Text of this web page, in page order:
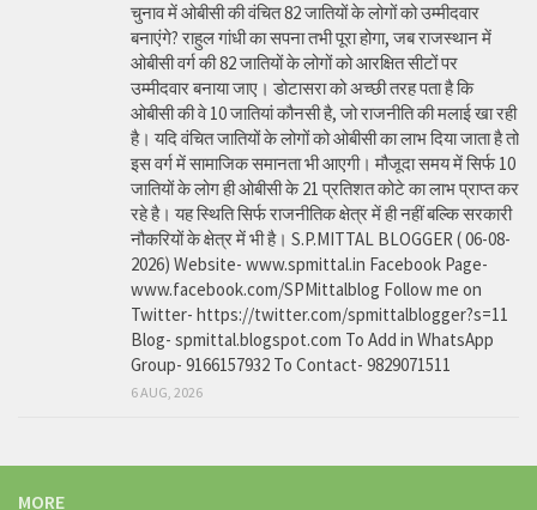
चुनाव में ओबीसी की वंचित 82 जातियों के लोगों को उम्मीदवार
बनाएंगे? राहुल गांधी का सपना तभी पूरा होगा, जब राजस्थान में
ओबीसी वर्ग की 82 जातियों के लोगों को आरक्षित सीटों पर
उम्मीदवार बनाया जाए। डोटासरा को अच्छी तरह पता है कि
ओबीसी की वे 10 जातियां कौनसी है, जो राजनीति की मलाई खा रही
है। यदि वंचित जातियों के लोगों को ओबीसी का लाभ दिया जाता है तो
इस वर्ग में सामाजिक समानता भी आएगी। मौजूदा समय में सिर्फ 10
जातियों के लोग ही ओबीसी के 21 प्रतिशत कोटे का लाभ प्राप्त कर
रहे है। यह स्थिति सिर्फ राजनीतिक क्षेत्र में ही नहीं बल्कि सरकारी
नौकरियों के क्षेत्र में भी है। S.P.MITTAL BLOGGER ( 06-08-
2026) Website- www.spmittal.in Facebook Page-
www.facebook.com/SPMittalblog Follow me on
Twitter- https://twitter.com/spmittalblogger?s=11
Blog- spmittal.blogspot.com To Add in WhatsApp
Group- 9166157932 To Contact- 9829071511
6 AUG, 2026
MORE